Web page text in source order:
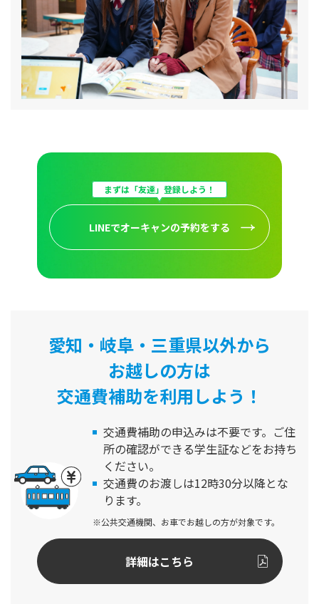
まずは「友達」登録しよう！
LINEでオーキャンの予約をする
愛知・岐阜・三重県以外から
お越しの方は
交通費補助を利用しよう！
交通費補助の申込みは不要です。 ご住
所の確認ができる学生証などをお持ち
ください。
交通費のお渡しは12時30分以降とな
ります。
※公共交通機関、お車でお越しの方が対象です。
詳細はこちら